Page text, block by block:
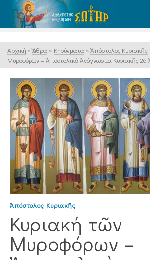
Αρχική » Ἄρθρα » Κηρύγματα » Ἀπόστολος Κυριακῆς
Μυροφόρων – Ἀποστολικὸ Ἀνάγνωσμα Κυριακῆς 26
Ἀπόστολος Κυριακῆς
Κυριακή τῶν
Μυροφόρων –